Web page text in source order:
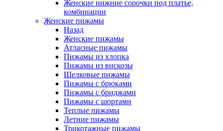
Женские нижние сорочки под платье,
комбинации
Женские пижамы
Назад
Женские пижамы
Атласные пижамы
Пижамы из хлопка
Пижамы из вискозы
Шелковые пижамы
Пижамы с брюками
Пижамы с бриджами
Пижамы с шортами
Теплые пижамы
Летние пижамы
Трикотажные пижамы